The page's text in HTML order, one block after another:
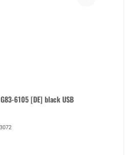
6105 [DE] black USB